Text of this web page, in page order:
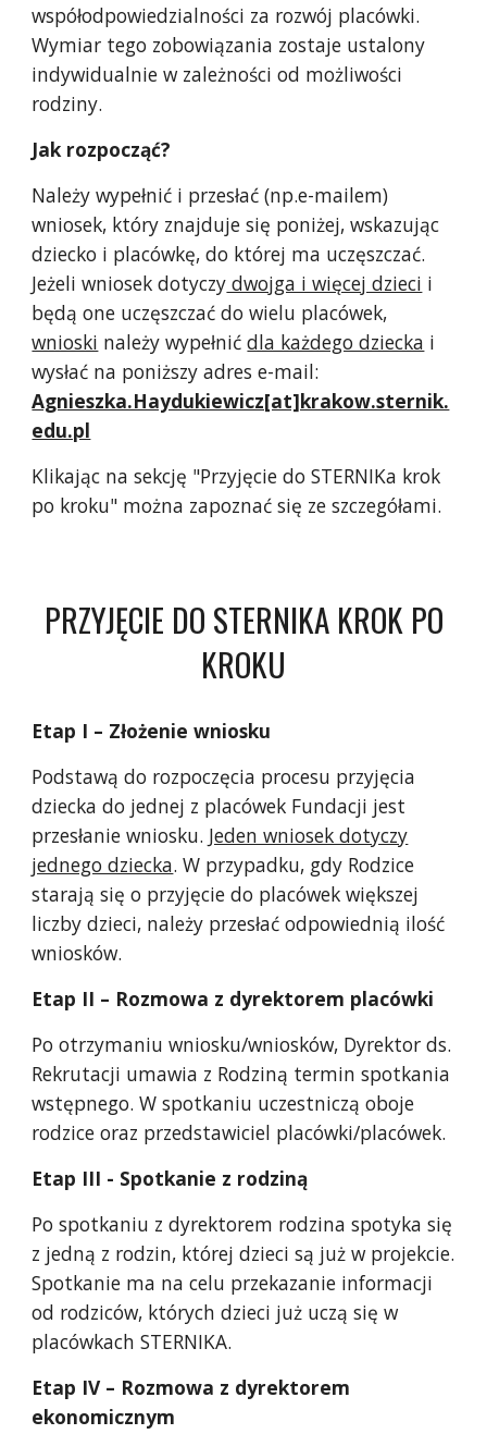
współodpowiedzialności za rozwój placówki.
Wymiar tego zobowiązania zostaje ustalony
indywidualnie w zależności od możliwości
rodziny.
Jak rozpocząć?
Należy wypełnić i przesłać (np.e-mailem)
wniosek, który znajduje się poniżej, wskazując
dziecko i placówkę, do której ma uczęszczać.
Jeżeli wniosek dotyczy dwojga i więcej dzieci i
będą one uczęszczać do wielu placówek,
wnioski należy wypełnićdla każdego dziecka i
wysłać na poniższy adres e-mail:
Agnieszka.Haydukiewicz[at]krakow.sternik.
edu.pl
Klikając na sekcję "Przyjęcie do STERNIKa krok
po kroku" można zapoznać się ze szczegółami.
PRZYJĘCIE DO STERNIKA KROK PO
KROKU
Etap I – Złożenie wniosku
Podstawą do rozpoczęcia procesu przyjęcia
dziecka do jednej z placówek Fundacji jest
przesłanie wniosku. Jeden wniosek dotyczy
jednego dziecka. W przypadku, gdy Rodzice
starają się o przyjęcie do placówek większej
liczby dzieci, należy przesłać odpowiednią ilość
wniosków.
Etap II – Rozmowa z dyrektorem placówki
Po otrzymaniu wniosku/wniosków, Dyrektor ds.
Rekrutacji umawia z Rodziną termin spotkania
wstępnego. W spotkaniu uczestniczą oboje
rodzice oraz przedstawiciel placówki/placówek.
Etap III - Spotkanie z rodziną
Po spotkaniu z dyrektorem rodzina spotyka się
z jedną z rodzin, której dzieci są już w projekcie.
Spotkanie ma na celu przekazanie informacji
od rodziców, których dzieci już uczą się w
placówkach STERNIKA.
Etap IV – Rozmowa z dyrektorem
ekonomicznym